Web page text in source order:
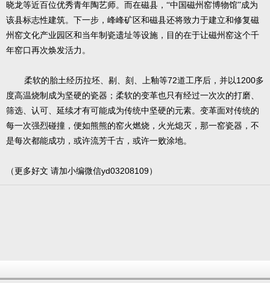
晓龙等近百位优秀青年陶艺师。而在磁县，“中国磁州窑博物馆”成为
该县标志性建筑。下一步，峰峰矿区和磁县还将致力于建立和修复磁
州窑文化产业园区和当年制瓷遗址等设施，目的在于让磁州窑这个千
年窑口再次焕发活力。
柔软的胎土经历拉坯、剔、刻、上釉等72道工序后，并以1200多
度高温烧制成为坚硬的瓷器；柔软的变革也只有经过一次次的打磨、
筛选、认可、延续才有可能成为传统中坚硬的元素。变革面对传统的
每一次强烈碰撞，便如熊熊的窑火燃烧，火光熄灭，那一窑瓷器，不
是每次都能成功，或许流芳千古，或许一败涂地。
（更多好文 请加小编微信yd03208109）